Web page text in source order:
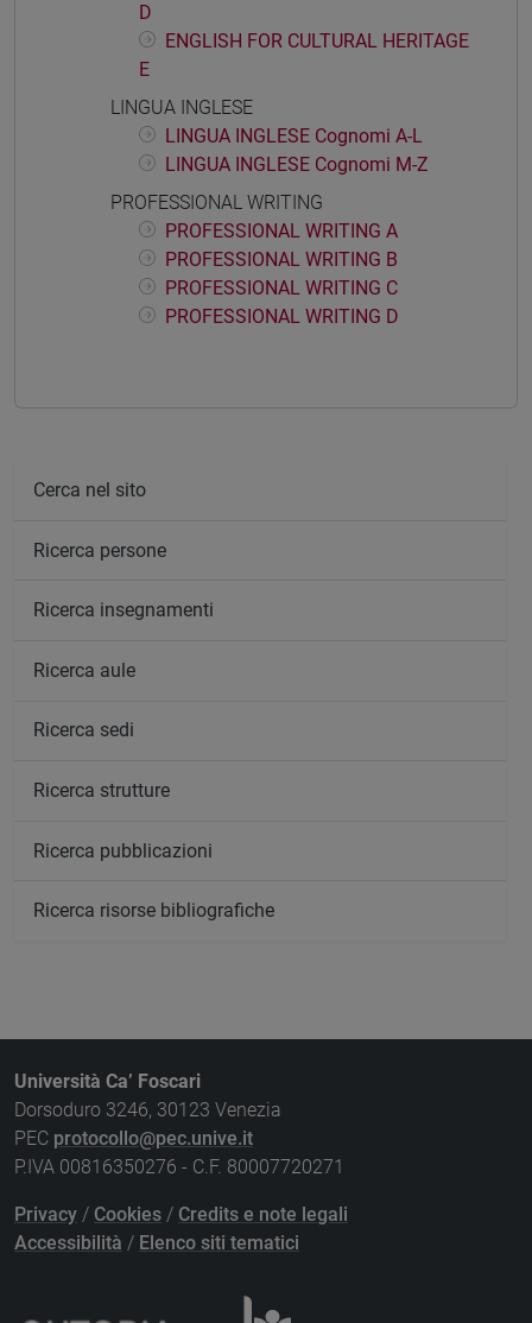
D
ENGLISH FOR CULTURAL HERITAGE
E
LINGUA INGLESE
LINGUA INGLESE Cognomi A-L
LINGUA INGLESE Cognomi M-Z
PROFESSIONAL WRITING
PROFESSIONAL WRITING A
PROFESSIONAL WRITING B
PROFESSIONAL WRITING C
PROFESSIONAL WRITING D
Cerca nel sito
Ricerca persone
Ricerca insegnamenti
Ricerca aule
Ricerca sedi
Ricerca strutture
Ricerca pubblicazioni
Ricerca risorse bibliografiche
Università Ca’ Foscari
Dorsoduro 3246, 30123 Venezia
PEC protocollo@pec.unive.it
P.IVA 00816350276 - C.F. 80007720271
Privacy / Cookies / Credits e note legali
Accessibilità / Elenco siti tematici